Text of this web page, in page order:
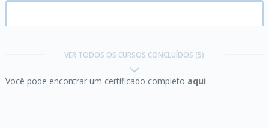
VER TODOS OS CURSOS CONCLUÍDOS (5)
Você pode encontrar um certificado completo aqui